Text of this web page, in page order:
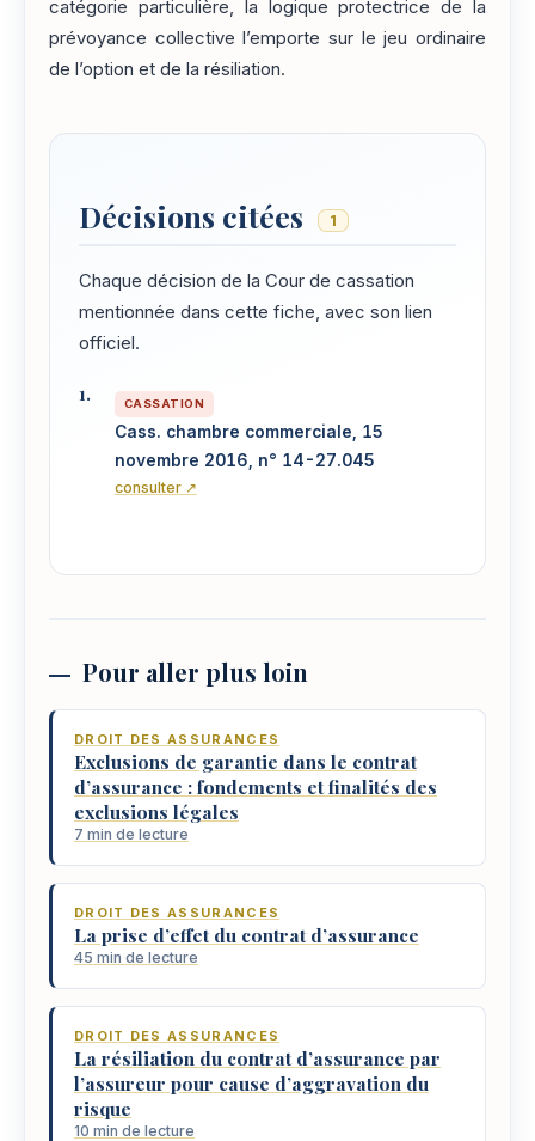
catégorie particulière, la logique protectrice de la
prévoyance collective l’emporte sur le jeu ordinaire
de l’option et de la résiliation.
Décisions citées 1
Chaque décision de la Cour de cassation
mentionnée dans cette fiche, avec son lien
officiel.
CASSATION
Cass. chambre commerciale, 15
novembre 2016, n° 14-27.045
consulter ↗
Pour aller plus loin
DROIT DES ASSURANCES
Exclusions de garantie dans le contrat
d’assurance : fondements et finalités des
exclusions légales
7 min de lecture
DROIT DES ASSURANCES
La prise d’effet du contrat d’assurance
45 min de lecture
DROIT DES ASSURANCES
La résiliation du contrat d’assurance par
l’assureur pour cause d’aggravation du
risque
10 min de lecture